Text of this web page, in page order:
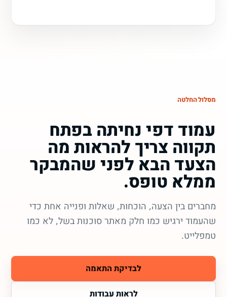
מסלול החלטה
עמוד דפי נחיתה בפתח
תקווה צריך להראות מה
הצעד הבא לפני שהמבקר
ממלא טופס.
מחברים בין הצעה, הוכחות, שאלות ופנייה אחת כדי
שהעמוד ירגיש כמו חלק מאתר סוכנות בשל, לא כמו
טמפלייט.
לבדיקת התאמה
לראות עבודות